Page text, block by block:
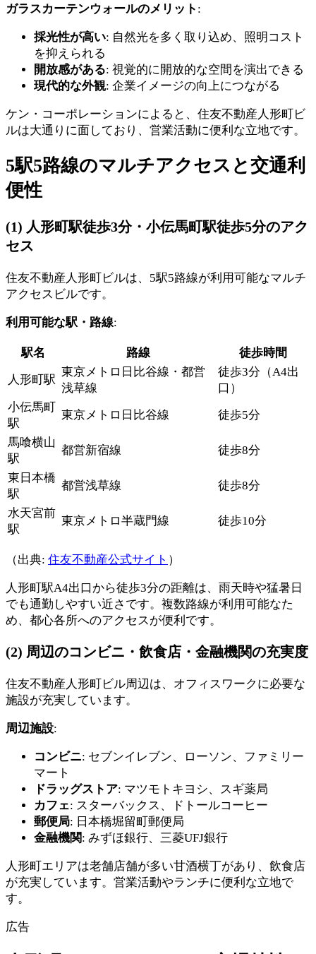
ガラスカーテンウォールのメリット :
採光性が高い: 自然光を多く取り込め、照明コスト
を抑えられる
開放感がある: 視覚的に開放的な空間を演出できる
現代的な外観: 企業イメージの向上につながる
ケン・コーポレーションによると、住友不動産人形町ビ
ルは大通りに面しており、営業活動に便利な立地です。
5駅5路線のマルチアクセスと交通利
便性
(1) 人形町駅徒歩3分・小伝馬町駅徒歩5分のアク
セス
住友不動産人形町ビルは、5駅5路線が利用可能なマルチ
アクセスビルです。
利用可能な駅・路線:
駅名 路線
徒歩時間
人形町駅
東京メトロ日比谷線・都営
浅草線
徒歩3分（A4出
口）
小伝馬町
駅
東京メトロ日比谷線 徒歩5分
馬喰横山
駅
都営新宿線 徒歩8分
東日本橋
駅
都営浅草線 徒歩8分
水天宮前
駅
東京メトロ半蔵門線 徒歩10分
（出典: 住友不動産公式サイト ）
人形町駅A4出口から徒歩3分の距離は、雨天時や猛暑日
でも通勤しやすい近さです。複数路線が利用可能なた
め、都心各所へのアクセスが便利です。
(2) 周辺のコンビニ・飲食店・金融機関の充実度
住友不動産人形町ビル周辺は、オフィスワークに必要な
施設が充実しています。
周辺施設:
コンビニ: セブンイレブン、ローソン、ファミリー
マート
ドラッグストア: マツモトキヨシ、スギ薬局
カフェ: スターバックス、ドトールコーヒー
郵便局: 日本橋堀留町郵便局
金融機関: みずほ銀行、三菱UFJ銀行
人形町エリアは老舗店舗が多い甘酒横丁があり、飲食店
が充実しています。営業活動やランチに便利な立地で
す。
広告